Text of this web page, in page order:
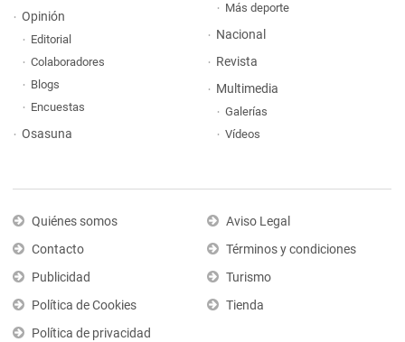
Opinión
Editorial
Colaboradores
Blogs
Encuestas
Osasuna
Más deporte
Nacional
Revista
Multimedia
Galerías
Vídeos
Quiénes somos
Contacto
Publicidad
Política de Cookies
Política de privacidad
Aviso Legal
Términos y condiciones
Turismo
Tienda